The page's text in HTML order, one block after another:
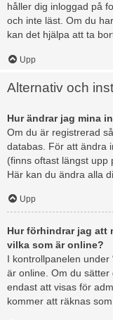
håller dig inloggad på
och inte läst. Om du
kan det hjälpa att ta
Upp
Alternativ och
Hur ändrar jag mina
Om du är registrerad
databas. För att ändra
(finns oftast längst upp
Här kan du ändra alla
Upp
Hur förhindrar jag att
vilka som är online?
I kontrollpanelen under
är online. Om du sätter
endast att visas för
kommer att räknas